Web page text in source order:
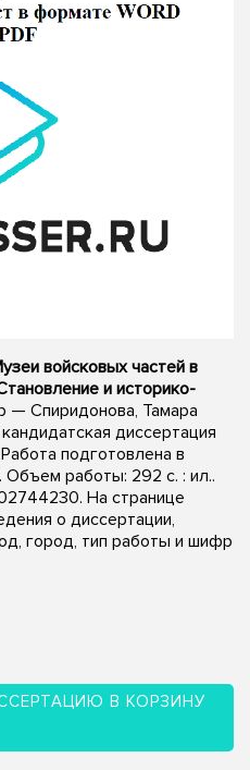
войсковых частей в
и историко-
— Спиридонова, Тамара
диссертация
подготовлена в
работы: 292 с. : ил..
На странице
о диссертации,
город, тип работы и шифр
В КОРЗИНУ